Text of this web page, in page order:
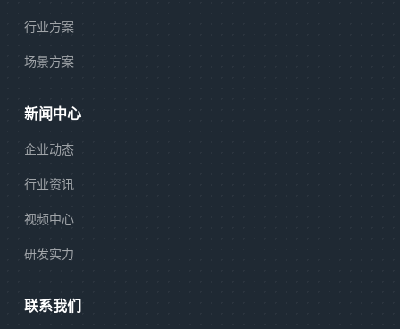
行业方案
场景方案
新闻中心
企业动态
行业资讯
视频中心
研发实力
联系我们